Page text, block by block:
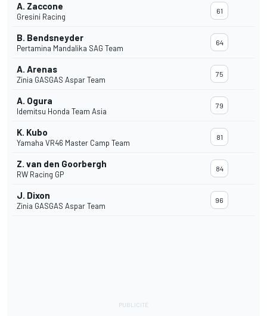
A. Zaccone
Gresini Racing
61
B. Bendsneyder
Pertamina Mandalika SAG Team
64
A. Arenas
Zinia GASGAS Aspar Team
75
A. Ogura
Idemitsu Honda Team Asia
79
K. Kubo
Yamaha VR46 Master Camp Team
81
Z. van den Goorbergh
RW Racing GP
84
J. Dixon
Zinia GASGAS Aspar Team
96